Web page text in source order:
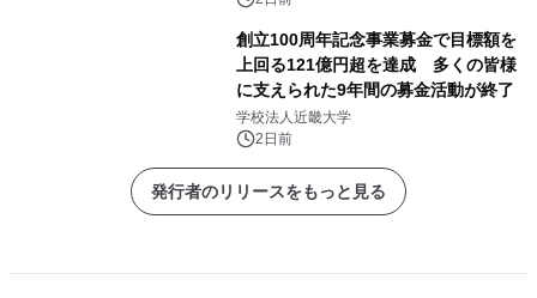
創立100周年記念事業募金で目標額を
上回る121億円超を達成 多くの皆様
に支えられた9年間の募金活動が終了
学校法人近畿大学
2日前
発行者のリリースをもっと見る